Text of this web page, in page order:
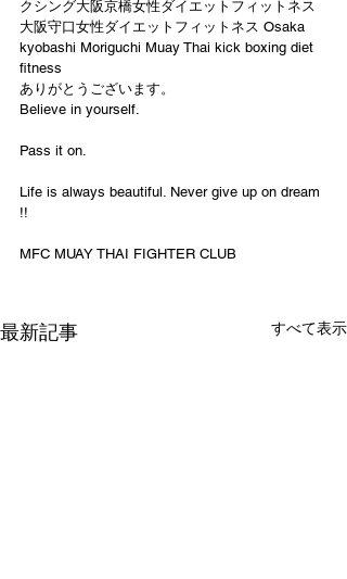
クシング大阪京橋女性ダイエットフィットネス
大阪守口女性ダイエットフィットネス Osaka
kyobashi Moriguchi Muay Thai kick boxing diet
fitness
ありがとうございます。
Believe in yourself.
Pass it on.
Life is always beautiful. Never give up on dream
!!
MFC MUAY THAI FIGHTER CLUB
最新記事 すべて表示